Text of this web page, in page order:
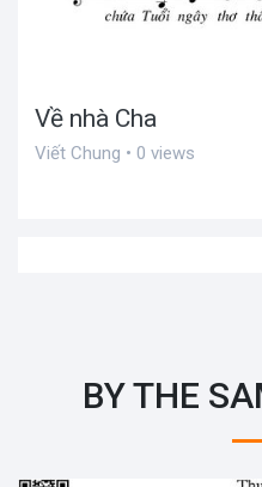
Về nhà Cha
Viết Chung • 0 views
BY THE